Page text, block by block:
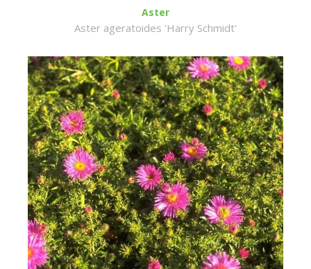
Aster
Aster ageratoides 'Harry Schmidt'